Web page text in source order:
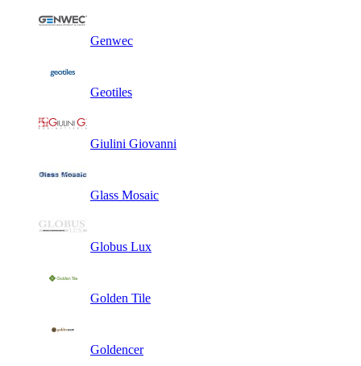
Genwec
Geotiles
Giulini Giovanni
Glass Mosaic
Globus Lux
Golden Tile
Goldencer